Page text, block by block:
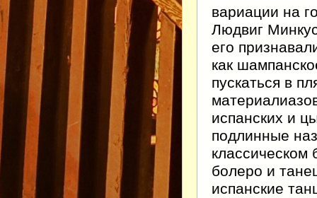
вариации на
Людвиг
его
как
пускаться в
испанских и
подлинные
классическом
болеро и
испанские